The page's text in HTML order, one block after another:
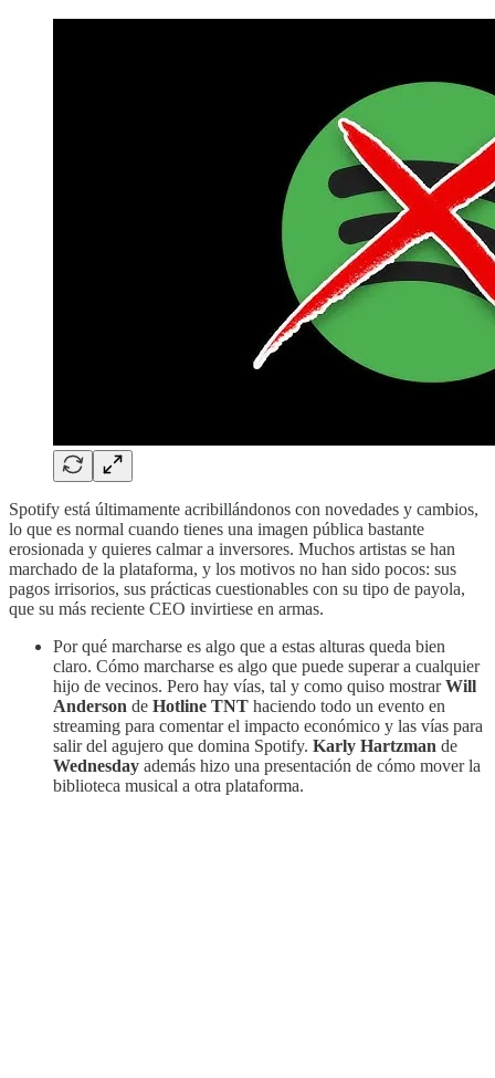
Spotify está últimamente acribillándonos con novedades y cambios,
lo que es normal cuando tienes una imagen pública bastante
erosionada y quieres calmar a inversores. Muchos artistas se han
marchado de la plataforma, y los motivos no han sido pocos: sus
pagos irrisorios, sus prácticas cuestionables con su tipo de payola,
que su más reciente CEO invirtiese en armas.
Por qué marcharse es algo que a estas alturas queda bien
claro. Cómo marcharse es algo que puede superar a cualquier
hijo de vecinos. Pero hay vías, tal y como quiso mostrarWill
Anderson de Hotline TNT haciendo todo un evento en
streaming para comentar el impacto económico y las vías para
salir del agujero que domina Spotify. Karly Hartzman de
Wednesday además hizo una presentación de cómo mover la
biblioteca musical a otra plataforma.